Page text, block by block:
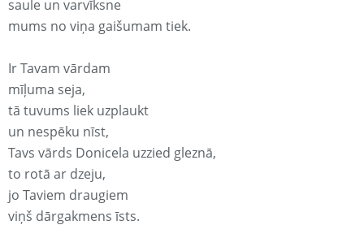
saule un varvīksne
mums no viņa gaišumam tiek.
Ir Tavam vārdam
mīļuma seja,
tā tuvums liek uzplaukt
un nespēku nīst,
Tavs vārds Donicela uzzied gleznā,
to rotā ar dzeju,
jo Taviem draugiem
viņš dārgakmens īsts.